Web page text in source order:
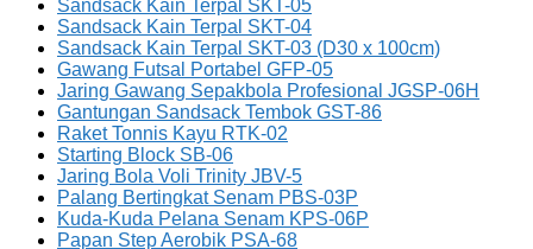
Sandsack Kain Terpal SKT-05
Sandsack Kain Terpal SKT-04
Sandsack Kain Terpal SKT-03 (D30 x 100cm)
Gawang Futsal Portabel GFP-05
Jaring Gawang Sepakbola Profesional JGSP-06H
Gantungan Sandsack Tembok GST-86
Raket Tonnis Kayu RTK-02
Starting Block SB-06
Jaring Bola Voli Trinity JBV-5
Palang Bertingkat Senam PBS-03P
Kuda-Kuda Pelana Senam KPS-06P
Papan Step Aerobik PSA-68